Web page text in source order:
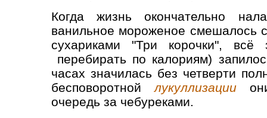
Когда жизнь окончательно
ванильное мороженое смешалось
сухариками "Три корочки",
перебирать по калориям)
часах значилась без четверти
бесповоротнойлукуллизации
очередь за чебуреками.